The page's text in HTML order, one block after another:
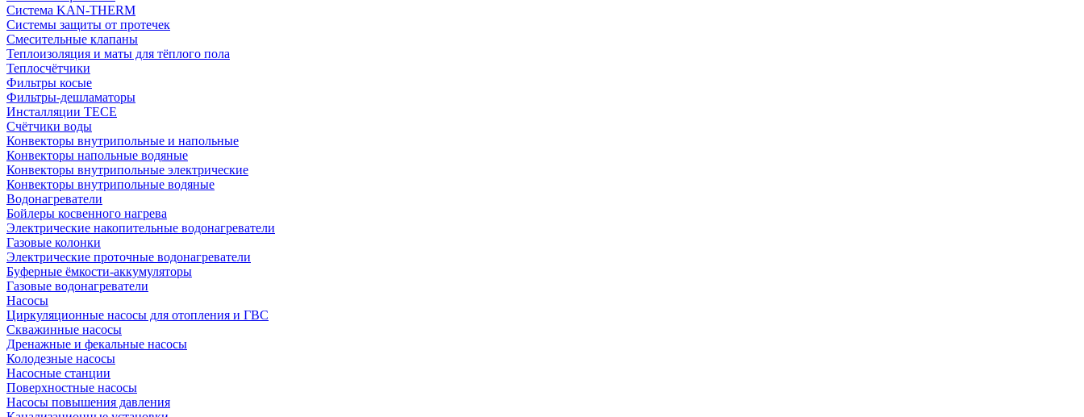
Система KAN-THERM
Системы защиты от протечек
Смесительные клапаны
Теплоизоляция и маты для тёплого пола
Теплосчётчики
Фильтры косые
Фильтры-дешламаторы
Инсталляции TECE
Счётчики воды
Конвекторы внутрипольные и напольные
Конвекторы напольные водяные
Конвекторы внутрипольные электрические
Конвекторы внутрипольные водяные
Водонагреватели
Бойлеры косвенного нагрева
Электрические накопительные водонагреватели
Газовые колонки
Электрические проточные водонагреватели
Буферные ёмкости-аккумуляторы
Газовые водонагреватели
Насосы
Циркуляционные насосы для отопления и ГВС
Скважинные насосы
Дренажные и фекальные насосы
Колодезные насосы
Насосные станции
Поверхностные насосы
Насосы повышения давления